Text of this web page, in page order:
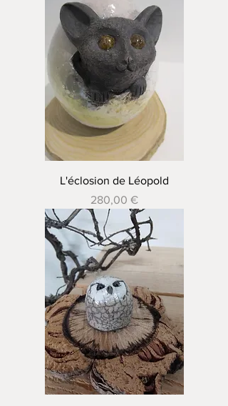
L'éclosion de Léopold
Prix
280,00 €